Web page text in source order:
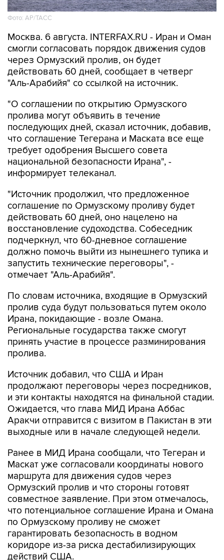
Фото: AP/ТАСС
Москва. 6 августа. INTERFAX.RU - Иран и Оман
смогли согласовать порядок движения судов
через Ормузский пролив, он будет
действовать 60 дней, сообщает в четверг
"Аль-Арабийя" со ссылкой на источник.
"О соглашении по открытию Ормузского
пролива могут объявить в течение
последующих дней, сказал источник, добавив,
что соглашение Тегерана и Маската все еще
требует одобрения Высшего совета
национальной безопасности Ирана", -
информирует телеканал.
"Источник продолжил, что предложенное
соглашение по Ормузскому проливу будет
действовать 60 дней, оно нацелено на
восстановление судоходства. Собеседник
подчеркнул, что 60-дневное соглашение
должно помочь выйти из нынешнего тупика и
запустить технические переговоры", -
отмечает "Аль-Арабийя".
По словам источника, входящие в Ормузский
пролив суда будут пользоваться путем около
Ирана, покидающие - возле Омана.
Региональные государства также смогут
принять участие в процессе разминирования
пролива.
Источник добавил, что США и Иран
продолжают переговоры через посредников,
и эти контакты находятся на финальной стадии.
Ожидается, что глава МИД Ирана Аббас
Аракчи отправится с визитом в Пакистан в эти
выходные или в начале следующей недели.
Ранее в МИД Ирана сообщали, что Тегеран и
Маскат уже согласовали координаты нового
маршрута для движения судов через
Ормузский пролив и что стороны готовят
совместное заявление. При этом отмечалось,
что потенциальное соглашение Ирана и Омана
по Ормузскому проливу не сможет
гарантировать безопасность в водном
коридоре из-за риска дестабилизирующих
действий США.